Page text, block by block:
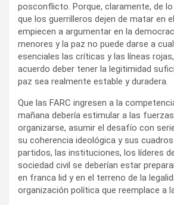
posconflicto. Porque, claramente, de
que los guerrilleros dejen de matar en
empiecen a argumentar en la
menores y la paz no puede darse a
esenciales las críticas y las líneas
acuerdo deber tener la legitimidad
paz sea realmente estable y duradera.
Que las FARC ingresen a la
mañana debería estimular a las
organizarse, asumir el desafío con
su coherencia ideológica y sus
partidos, las instituciones, los líderes
sociedad civil se deberían estar
en franca lid y en el terreno de la
organización política que reemplace a